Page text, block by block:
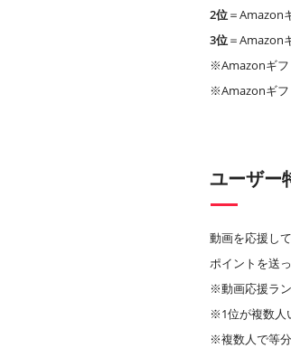
2位＝Amazon
3位＝Amazon
※Amazonギフ
※Amazonギフ
ユーザー
動画を応援し
ポイントを送
※動画応援ラ
※1位が複数人
※複数人で等